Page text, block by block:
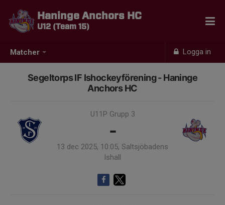
Matcher Logga in
Haninge Anchors HC
U12 (Team 15)
Segeltorps IF Ishockeyförening - Haninge
Anchors HC
U11P Grupp 3
-
13 dec 2025, 10:05, Saltsjöbadens
Ishall